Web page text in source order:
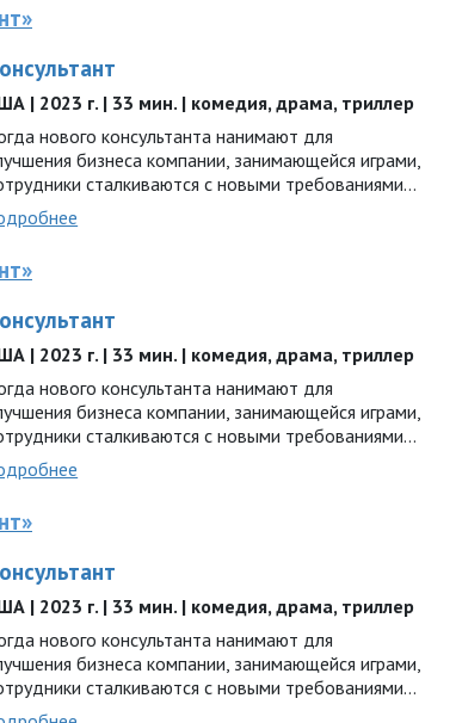
| 2023 г. | 33 мин. | комедия, драма, триллер
нового консультанта нанимают для
бизнеса компании, занимающейся играми,
сталкиваются с новыми требованиями…
| 2023 г. | 33 мин. | комедия, драма, триллер
нового консультанта нанимают для
бизнеса компании, занимающейся играми,
сталкиваются с новыми требованиями…
| 2023 г. | 33 мин. | комедия, драма, триллер
нового консультанта нанимают для
бизнеса компании, занимающейся играми,
сталкиваются с новыми требованиями…